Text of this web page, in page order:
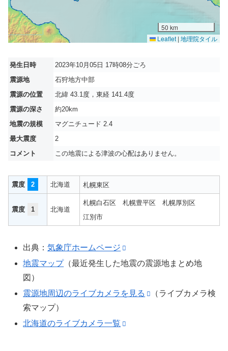
50 km
Leaflet | 地理院タイル
発生日時
2023年10月05日 17時08分ごろ
震源地
石狩地方中部
震源の位置
北緯 43.1度，東経 141.4度
震源の深さ
約20km
地震の規模
マグニチュード 2.4
最大震度
2
コメント
この地震による津波の心配はありません。
震度 2 北海道 札幌東区
震度 1 北海道
札幌白石区 札幌豊平区
札幌厚別区
江別市
出典：気象庁ホームページ
地震マップ（最近発生した地震の震源地まとめ地
図）
震源地周辺のライブカメラを見る
（ライブカメラ検
索マップ）
北海道のライブカメラ一覧